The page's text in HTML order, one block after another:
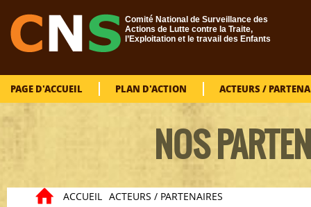
Comité National de Surveillance des
Actions de Lutte contre la Traite,
l’Exploitation et le travail des Enfants
PAGE D'ACCUEIL PLAN D'ACTION ACTEURS /
NOS
ACCUEIL ACTEURS / PARTENAIRES